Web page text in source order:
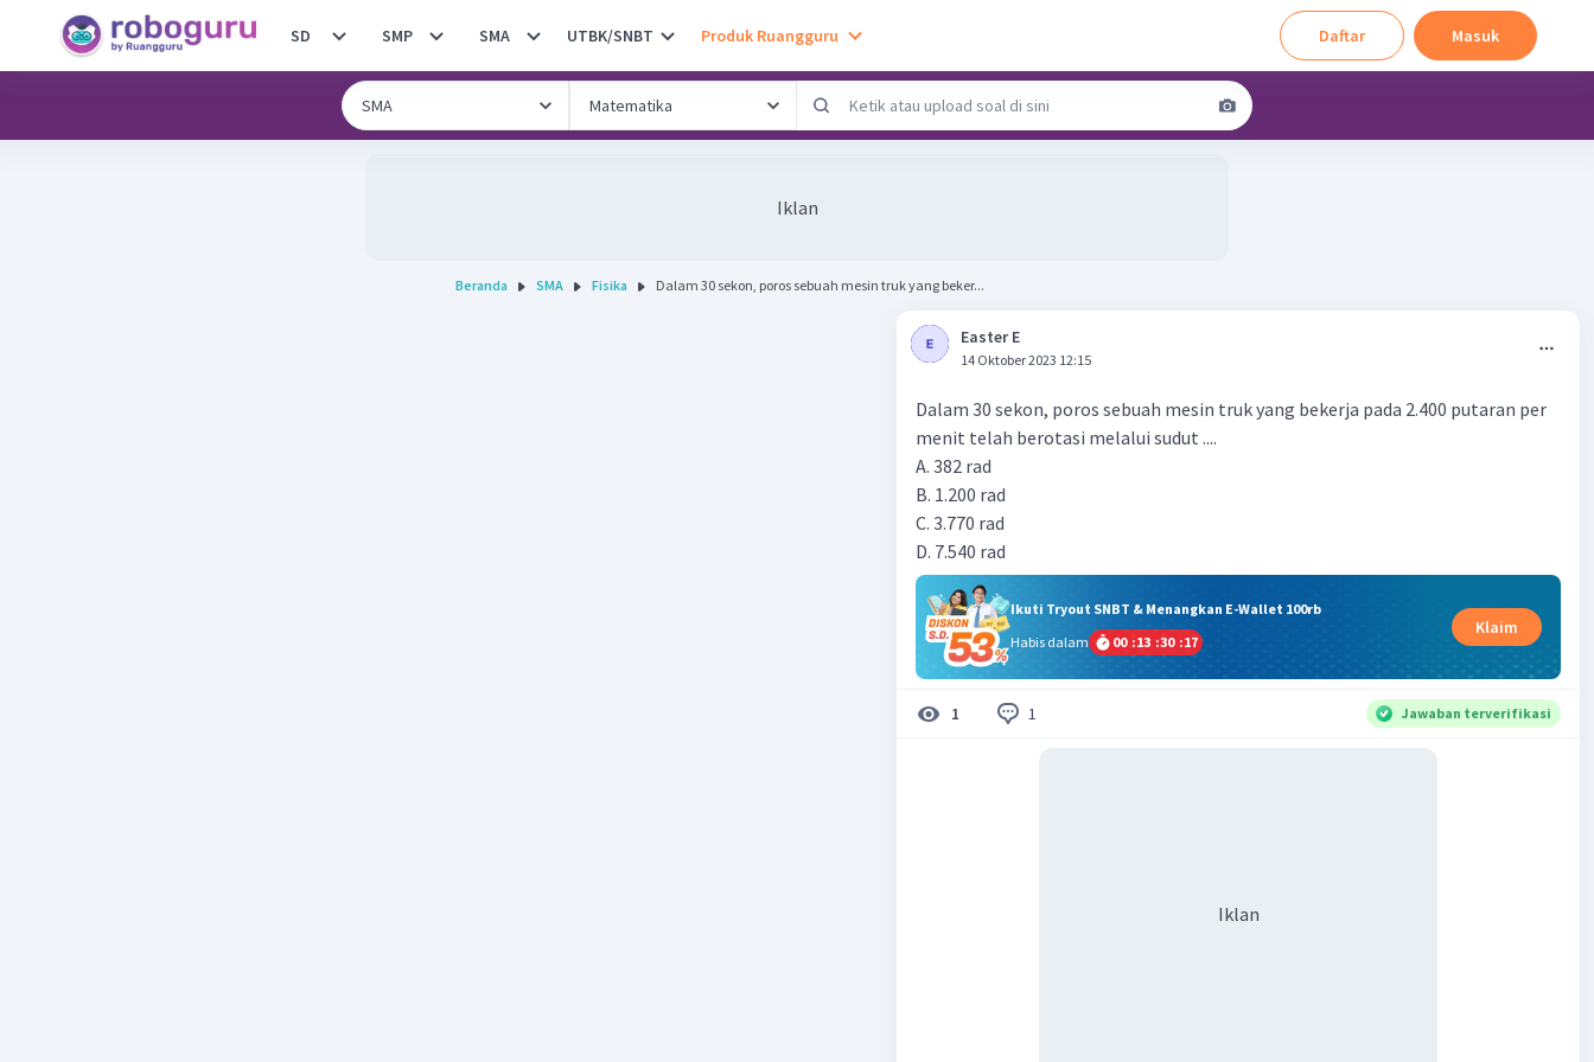
SD SMP SMA UTBK/SNBT Produk Ruangguru Daftar Masuk
Iklan
Beranda SMA Fisika Dalam 30 sekon, poros sebuah mesin truk yang beker...
Easter E
14 Oktober 2023 12:15
Dalam 30 sekon, poros sebuah mesin truk yang bekerja pada 2.400 putaran per
menit telah berotasi melalui sudut ....
A. 382 rad
B. 1.200 rad
C. 3.770 rad
D. 7.540 rad
Ikuti Tryout SNBT & Menangkan E-Wallet 100rb
Habis dalam
00 :13 :30 :17
Klaim
1 1 Jawaban terverifikasi
Iklan